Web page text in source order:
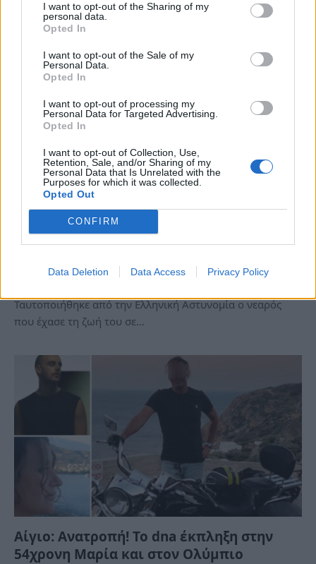
I want to opt-out of the Sharing of my
personal data.
Opted In
I want to opt-out of the Sale of my
Personal Data.
Opted In
I want to opt-out of processing my
Personal Data for Targeted Advertising.
Opted In
I want to opt-out of Collection, Use,
Retention, Sale, and/or Sharing of my
Personal Data that Is Unrelated with the
Purposes for which it was collected.
Opted Out
CONFIRM
Data Deletion Data Access Privacy Policy
από τη χειμερία…
Ανατροπή στην Καλλιθέα: Ταυτοποιήθηκε
το θύμα της συμπλοκής – Τι
Πε, 25 Ιούν 2026 14:26
Ταυτοποιήθηκε από την Ελληνική Αστυνομία ο νεαρός
που έχασε τη ζωή του σε…
Αίγιο: Ανατροπή! To dna έκπληξη στην
54χρονη Μαρία και στον Ολύμπιο